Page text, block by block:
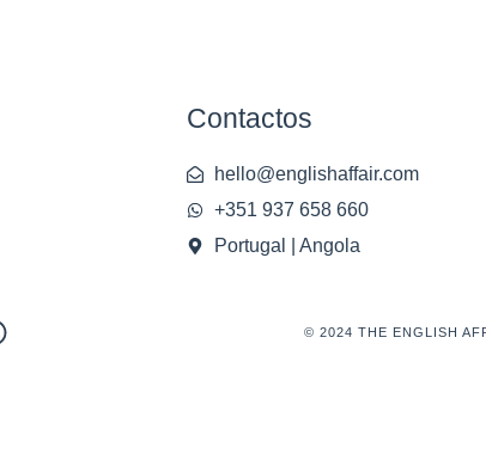
Contactos
hello@englishaffair.com
+351 937 658 660
Portugal | Angola
© 2024 THE ENGLISH